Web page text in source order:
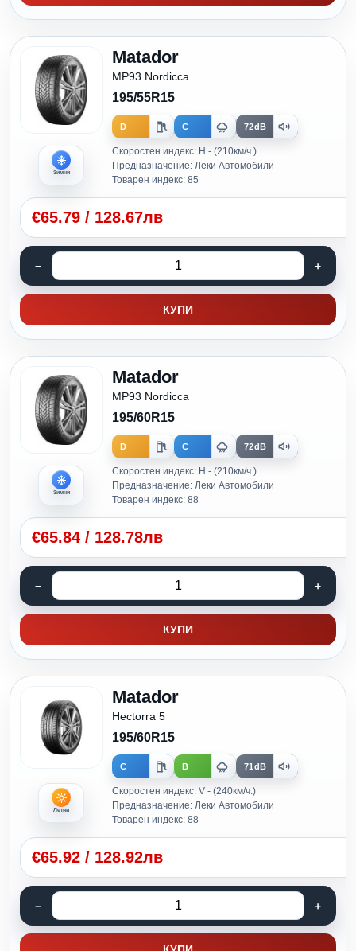
Зимни
Matador
MP93 Nordicca
195/55R15
D C 72dB
Скоростен индекс: H - (210км/ч.)
Предназначение: Леки Автомобили
Товарен индекс: 85
€65.79 / 128.67лв
КУПИ
Зимни
Matador
MP93 Nordicca
195/60R15
D C 72dB
Скоростен индекс: H - (210км/ч.)
Предназначение: Леки Автомобили
Товарен индекс: 88
€65.84 / 128.78лв
КУПИ
Летни
Matador
Hectorra 5
195/60R15
C B 71dB
Скоростен индекс: V - (240км/ч.)
Предназначение: Леки Автомобили
Товарен индекс: 88
€65.92 / 128.92лв